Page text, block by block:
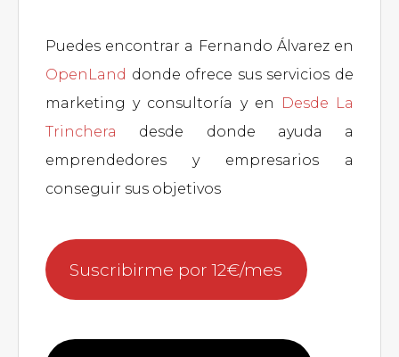
Puedes encontrar a Fernando Álvarez en
OpenLand donde ofrece sus servicios de
marketing y consultoría y en
Desde La
Trinchera
desde donde ayuda a
emprendedores y empresarios a
conseguir sus objetivos
Suscribirme por 12€/mes